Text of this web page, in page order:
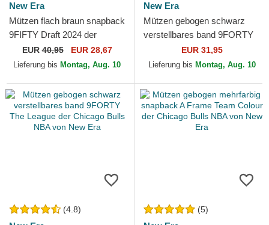
New Era
Mützen flach braun snapback
9FIFTY Draft 2024 der
Chicago Bulls NBA von New
Era
EUR40,95 EUR 28,67
Lieferung bis Montag, Aug. 10
New Era
Mützen gebogen schwarz
verstellbares band 9FORTY
Pin der Chicago Bulls NBA
von New Era
EUR 31,95
Lieferung bis Montag, Aug. 10
(4.8) (5)